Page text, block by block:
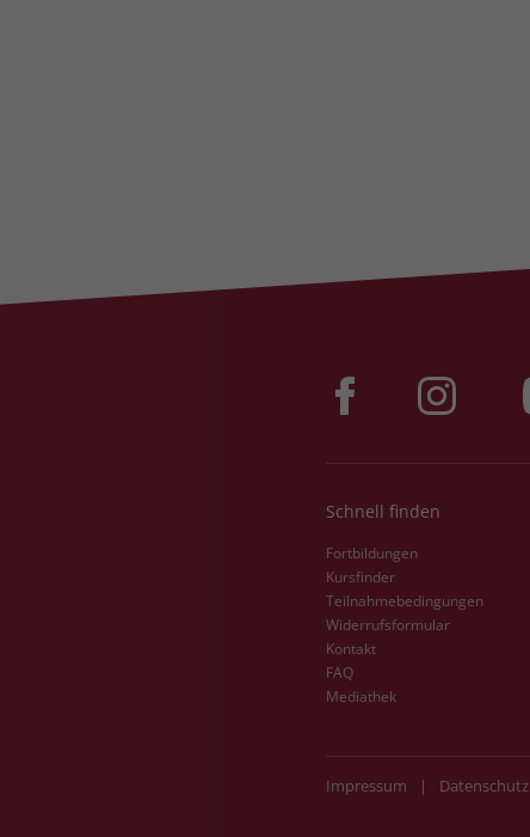
Schnell finden
Fortbildungen
Kursfinder
Teilnahmebedingungen
Widerrufsformular
Kontakt
FAQ
Mediathek
Impressum | Datenschutz